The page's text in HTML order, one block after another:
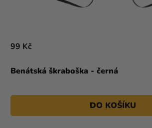
Benátská škraboška - černá
99 Kč
DO KOŠÍKU